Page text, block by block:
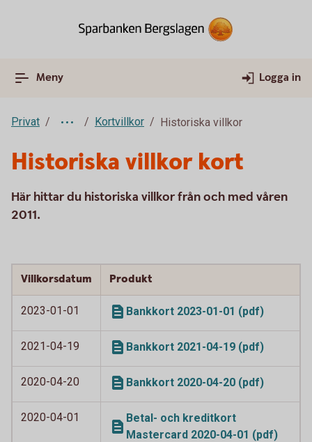
Meny Logga in
Privat Kortvillkor Historiska villkor
Historiska villkor kort
Här hittar du historiska villkor från och med våren
2011.
Villkorsdatum Produkt
2023-01-01 Bankkort 2023-01-01 (pdf)
2021-04-19 Bankkort 2021-04-19 (pdf)
2020-04-20 Bankkort 2020-04-20 (pdf)
2020-04-01
Betal- och kreditkort
Mastercard 2020-04-01 (pdf)